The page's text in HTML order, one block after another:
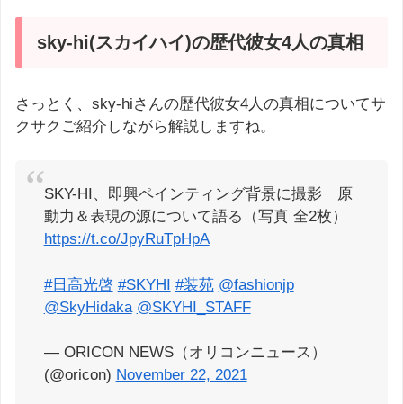
sky-hi(スカイハイ)の歴代彼女4人の真相
さっとく、sky-hiさんの歴代彼女4人の真相についてサ
クサクご紹介しながら解説しますね。
SKY-HI、即興ペインティング背景に撮影 原
動力＆表現の源について語る（写真 全2枚）
https://t.co/JpyRuTpHpA
#日高光啓 #SKYHI #装苑 @fashionjp
@SkyHidaka @SKYHI_STAFF
— ORICON NEWS（オリコンニュース）
(@oricon) November 22, 2021